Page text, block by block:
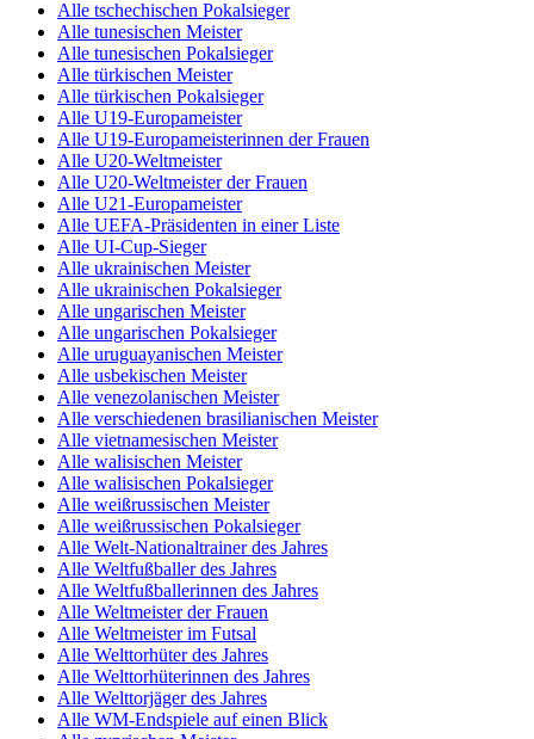
Alle tschechischen Pokalsieger
Alle tunesischen Meister
Alle tunesischen Pokalsieger
Alle türkischen Meister
Alle türkischen Pokalsieger
Alle U19-Europameister
Alle U19-Europameisterinnen der Frauen
Alle U20-Weltmeister
Alle U20-Weltmeister der Frauen
Alle U21-Europameister
Alle UEFA-Präsidenten in einer Liste
Alle UI-Cup-Sieger
Alle ukrainischen Meister
Alle ukrainischen Pokalsieger
Alle ungarischen Meister
Alle ungarischen Pokalsieger
Alle uruguayanischen Meister
Alle usbekischen Meister
Alle venezolanischen Meister
Alle verschiedenen brasilianischen Meister
Alle vietnamesischen Meister
Alle walisischen Meister
Alle walisischen Pokalsieger
Alle weißrussischen Meister
Alle weißrussischen Pokalsieger
Alle Welt-Nationaltrainer des Jahres
Alle Weltfußballer des Jahres
Alle Weltfußballerinnen des Jahres
Alle Weltmeister der Frauen
Alle Weltmeister im Futsal
Alle Welttorhüter des Jahres
Alle Welttorhüterinnen des Jahres
Alle Welttorjäger des Jahres
Alle WM-Endspiele auf einen Blick